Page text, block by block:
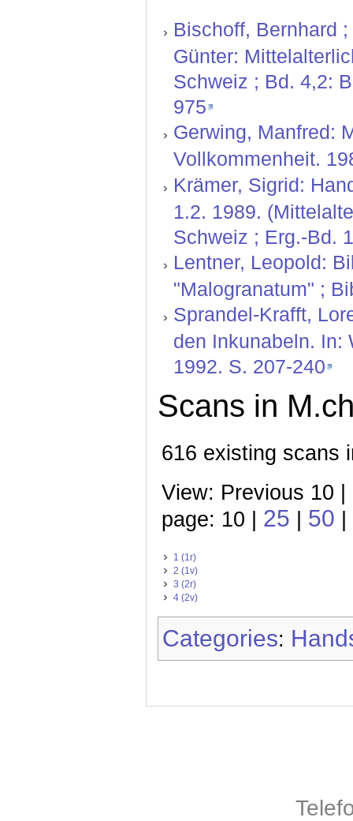
Bischoff, Bernhard
Günter:
Schweiz ; Bd. 4,2:
975
Gerwing, Manfred:
Vollkommenheit.
Krämer, Sigrid:
1.2. 1989.
Schweiz ; Erg.-Bd.
Lentner, Leopold:
"Malogranatum" ;
Sprandel-Krafft,
den Inkunabeln. In:
1992. S. 207-240
Scans in
616 existing scans
View: Previous 10 |
page: 10 | 25 50
1 (1r)
2 (1v)
3 (2r)
4 (2v)
Categories: